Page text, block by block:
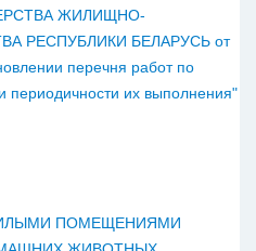
ЖИЛИЩНО-
РЕСПУБЛИКИ БЕЛАРУСЬ от
перечня работ по
периодичности их выполнения"
ПОМЕЩЕНИЯМИ